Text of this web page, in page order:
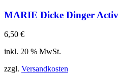
MARIE Dicke Dinger
6,50 €
inkl. 20 % MwSt.
zzgl. Versandkosten